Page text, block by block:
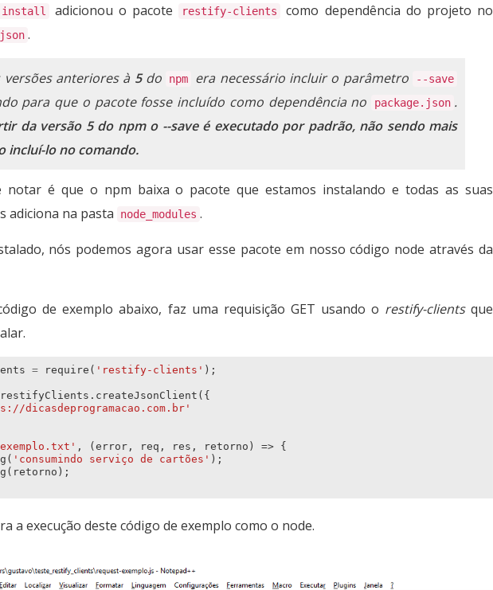
install adicionou o pacote restify-clients
como dependência do projeto no
.
versões anteriores à 5do npm era necessário incluir o parâmetro --save
para que o pacote fosse incluído como dependência no package.json .
da versão 5 do npm o --save é executado por padrão, não sendo mais
incluí-lo no comando.
notar é que o npm baixa o pacote que estamos instalando e todas as suas
adiciona na pasta
node_modules .
nós podemos agora usar esse pacote em nosso código node através da
de exemplo abaixo, faz uma requisição GET usando o restify-clientsque
= require ( 'restify-clients' );
restifyClients . createJsonClient ({
dicasdeprogramacao.com.br'
, (error , req , res , retorno ) => {
( 'consumindo serviço de cartões' );
( retorno );
a execução deste código de exemplo como o node.